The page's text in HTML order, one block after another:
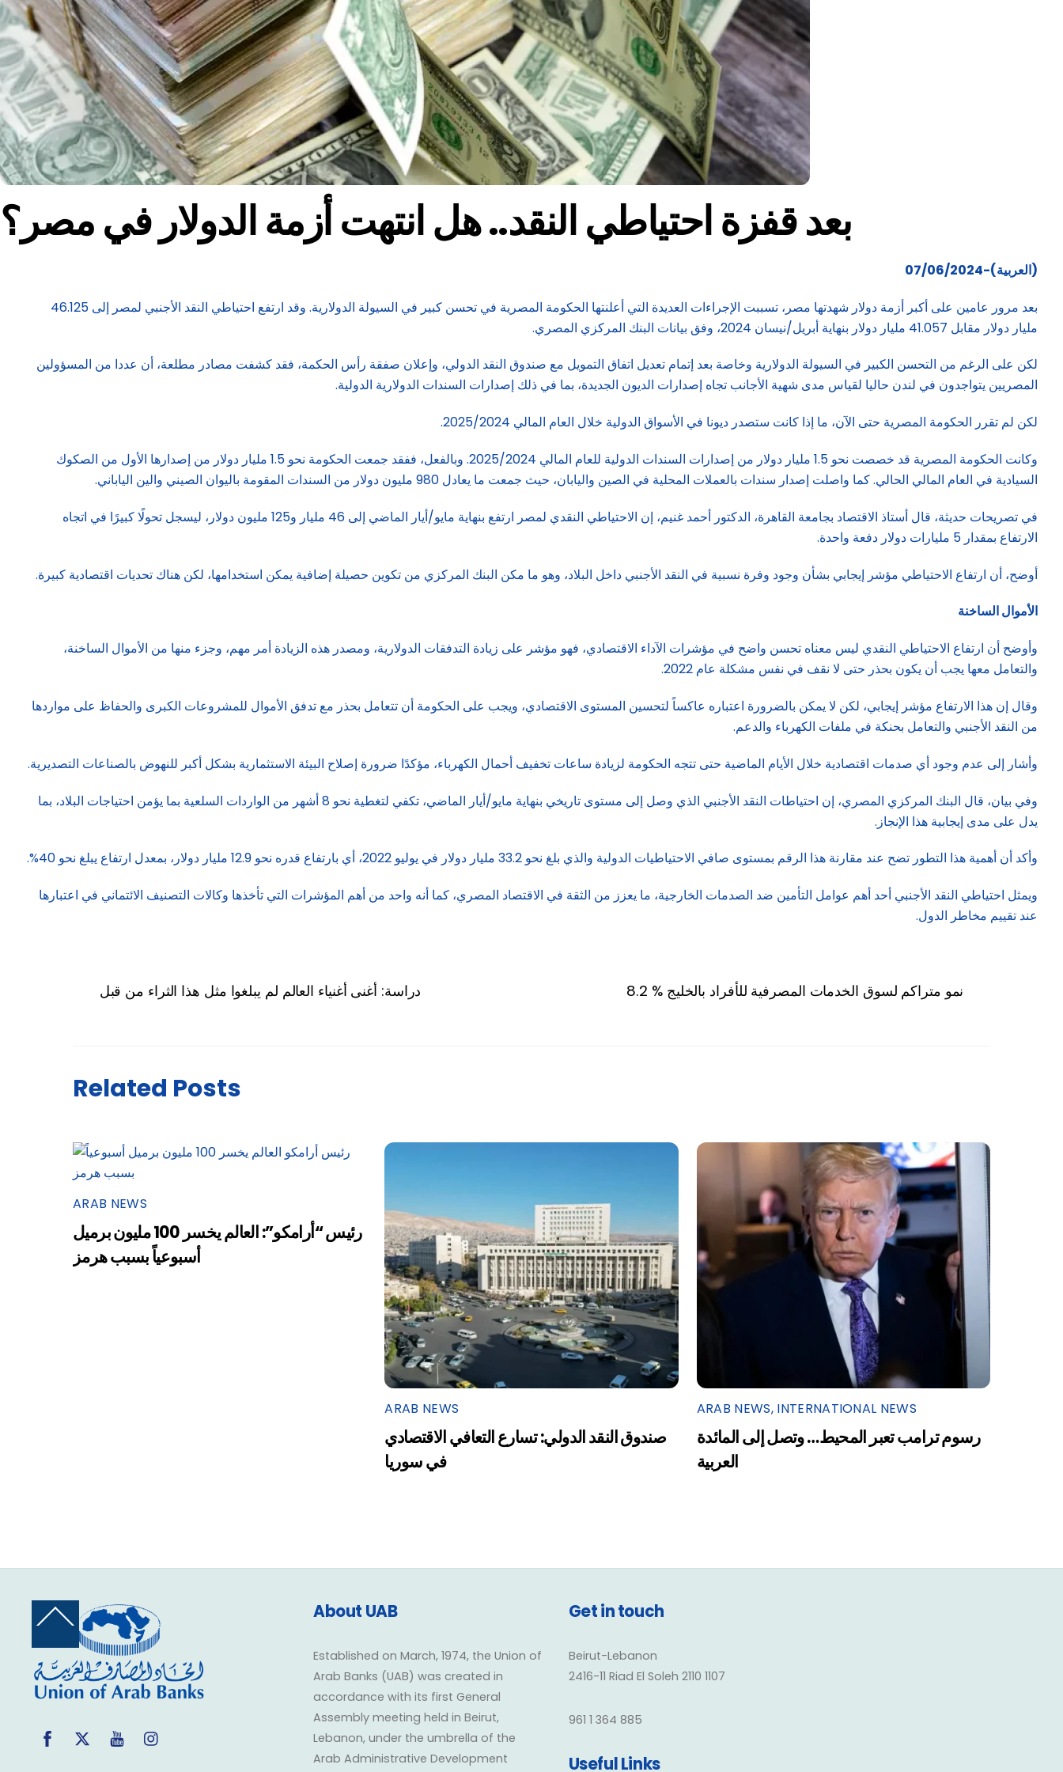
بعد قفزة احتياطي النقد.. هل انتهت أزمة الدولار في مصر؟
(العربية)-07/06/2024
بعد مرور عامين على أكبر أزمة دولار شهدتها مصر، تسببت الإجراءات العديدة التي أعلنتها الحكومة المصرية في تحسن كبير في السيولة الدولارية. وقد ارتفع احتياطي النقد الأجنبي لمصر إلى 46.125
مليار دولار مقابل 41.057 مليار دولار بنهاية أبريل/نيسان 2024، وفق بيانات البنك المركزي المصري.
لكن على الرغم من التحسن الكبير في السيولة الدولارية وخاصة بعد إتمام تعديل اتفاق التمويل مع صندوق النقد الدولي، وإعلان صفقة رأس الحكمة، فقد كشفت مصادر مطلعة، أن عددا من المسؤولين
المصريين يتواجدون في لندن حاليا لقياس مدى شهية الأجانب تجاه إصدارات الديون الجديدة، بما في ذلك إصدارات السندات الدولارية الدولية.
لكن لم تقرر الحكومة المصرية حتى الآن، ما إذا كانت ستصدر ديونا في الأسواق الدولية خلال العام المالي 2025/2024.
وكانت الحكومة المصرية قد خصصت نحو 1.5 مليار دولار من إصدارات السندات الدولية للعام المالي 2025/2024. وبالفعل، ففقد جمعت الحكومة نحو 1.5 مليار دولار من إصدارها الأول من الصكوك
السيادية في العام المالي الحالي. كما واصلت إصدار سندات بالعملات المحلية في الصين واليابان، حيث جمعت ما يعادل 980 مليون دولار من السندات المقومة باليوان الصيني والين الياباني.
في تصريحات حديثة، قال أستاذ الاقتصاد بجامعة القاهرة، الدكتور أحمد غنيم، إن الاحتياطي النقدي لمصر ارتفع بنهاية مايو/أيار الماضي إلى 46 مليار و125 مليون دولار، ليسجل تحولًا كبيرًا في اتجاه
الارتفاع بمقدار 5 مليارات دولار دفعة واحدة.
أوضح، أن ارتفاع الاحتياطي مؤشر إيجابي بشأن وجود وفرة نسبية في النقد الأجنبي داخل البلاد، وهو ما مكن البنك المركزي من تكوين حصيلة إضافية يمكن استخدامها، لكن هناك تحديات اقتصادية كبيرة.
الأموال الساخنة
وأوضح أن ارتفاع الاحتياطي النقدي ليس معناه تحسن واضح في مؤشرات الآداء الاقتصادي، فهو مؤشر على زيادة التدفقات الدولارية، ومصدر هذه الزيادة أمر مهم، وجزء منها من الأموال الساخنة،
والتعامل معها يجب أن يكون بحذر حتى لا نقف في نفس مشكلة عام 2022.
وقال إن هذا الارتفاع مؤشر إيجابي، لكن لا يمكن بالضرورة اعتباره عاكساً لتحسين المستوى الاقتصادي، ويجب على الحكومة أن تتعامل بحذر مع تدفق الأموال للمشروعات الكبرى والحفاظ على مواردها
من النقد الأجنبي والتعامل بحنكة في ملفات الكهرباء والدعم.
وأشار إلى عدم وجود أي صدمات اقتصادية خلال الأيام الماضية حتى تتجه الحكومة لزيادة ساعات تخفيف أحمال الكهرباء، مؤكدًا ضرورة إصلاح البيئة الاستثمارية بشكل أكبر للنهوض بالصناعات التصديرية.
وفي بيان، قال البنك المركزي المصري، إن احتياطات النقد الأجنبي الذي وصل إلى مستوى تاريخي بنهاية مايو/أيار الماضي، تكفي لتغطية نحو 8 أشهر من الواردات السلعية بما يؤمن احتياجات البلاد، بما
يدل على مدى إيجابية هذا الإنجاز.
وأكد أن أهمية هذا التطور تضح عند مقارنة هذا الرقم بمستوى صافي الاحتياطيات الدولية والذي بلغ نحو 33.2 مليار دولار في يوليو 2022، أي بارتفاع قدره نحو 12.9 مليار دولار، بمعدل ارتفاع يبلغ نحو 40%.
ويمثل احتياطي النقد الأجنبي أحد أهم عوامل التأمين ضد الصدمات الخارجية، ما يعزز من الثقة في الاقتصاد المصري، كما أنه واحد من أهم المؤشرات التي تأخذها وكالات التصنيف الائتماني في اعتبارها
عند تقييم مخاطر الدول.
دراسة: أغنى أغنياء العالم لم يبلغوا مثل هذا الثراء من قبل 8.2 % نمو متراكم لسوق الخدمات المصرفية للأفراد بالخليج
Related Posts
ARAB NEWS
رئيس “أرامكو”: العالم يخسر 100 مليون برميل
أسبوعياً بسبب هرمز
ARAB NEWS
صندوق النقد الدولي: تسارع التعافي الاقتصادي
في سوريا
ARAB NEWS, INTERNATIONAL NEWS
رسوم ترامب تعبر المحيط… وتصل إلى المائدة
العربية
Back
Top
Facebook
Twitter YouTube
About UAB
Established on March, 1974, the Union of
Arab Banks (UAB) was created in
accordance with its first General
Assembly meeting held in Beirut,
Lebanon, under the umbrella of the
Arab Administrative Development
Get in touch
Beirut-Lebanon
2416-11 Riad El Soleh 2110 1107
961 1 364 885
Useful Links